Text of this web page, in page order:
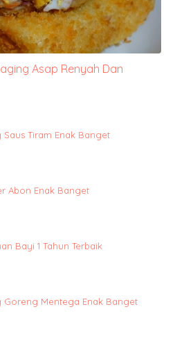
Asap Renyah Dan
Saus Tiram Enak Banget
Abon Enak Banget
Bayi 1 Tahun Terbaik
Goreng Mentega Enak Banget